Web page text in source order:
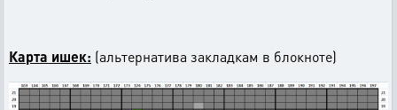
Карта ишек: (альтернатива закладкам в блокноте)